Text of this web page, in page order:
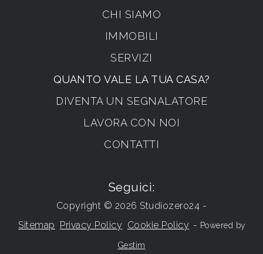
CHI SIAMO
IMMOBILI
SERVIZI
QUANTO VALE LA TUA CASA?
DIVENTA UN SEGNALATORE
LAVORA CON NOI
CONTATTI
Seguici:
Copyright © 2026 Studiozero24 -
Sitemap Privacy Policy Cookie Policy - Powered by
Gestim